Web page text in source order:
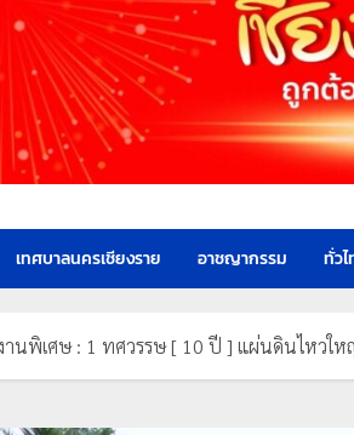
เทศบาลนครเชียงราย อาชญากรรม ทั่ว
านพิเศษ : 1 ทศวรรษ [ 10 ปี ] แผ่นดินไหวให